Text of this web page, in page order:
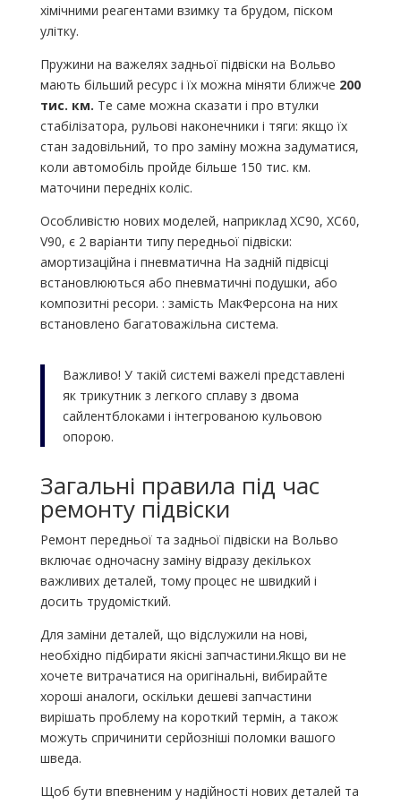
хімічними реагентами взимку та брудом, піском
улітку.
Пружини на важелях задньої підвіски на Вольво
мають більший ресурс і їх можна міняти ближче 200
тис. км. Те саме можна сказати і про втулки
стабілізатора, рульові наконечники і тяги: якщо їх
стан задовільний, то про заміну можна задуматися,
коли автомобіль пройде більше 150 тис. км.
маточини передніх коліс.
Особливістю нових моделей, наприклад XC90, XC60,
V90, є 2 варіанти типу передньої підвіски:
амортизаційна і пневматична На задній підвісці
встановлюються або пневматичні подушки, або
композитні ресори. : замість МакФерсона на них
встановлено багатоважільна система.
Важливо! У такій системі важелі представлені
як трикутник з легкого сплаву з двома
сайлентблоками і інтегрованою кульовою
опорою.
Загальні правила під час
ремонту підвіски
Ремонт передньої та задньої підвіски на Вольво
включає одночасну заміну відразу декількох
важливих деталей, тому процес не швидкий і
досить трудомісткий.
Для заміни деталей, що відслужили на нові,
необхідно підбирати якісні запчастини.Якщо ви не
хочете витрачатися на оригінальні, вибирайте
хороші аналоги, оскільки дешеві запчастини
вирішать проблему на короткий термін, а також
можуть спричинити серйозніші поломки вашого
шведа.
Щоб бути впевненим у надійності нових деталей та